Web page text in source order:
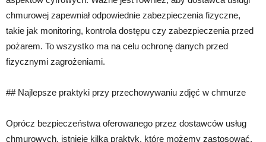
chmurowej zapewniał odpowiednie zabezpieczenia fizyczne,
takie jak monitoring, kontrola dostępu czy zabezpieczenia przed
pożarem. To wszystko ma na celu ochronę danych przed
fizycznymi zagrożeniami.
## Najlepsze praktyki przy przechowywaniu zdjęć w chmurze
Oprócz bezpieczeństwa oferowanego przez dostawców usług
chmurowych, istnieje kilka praktyk, które możemy zastosować,